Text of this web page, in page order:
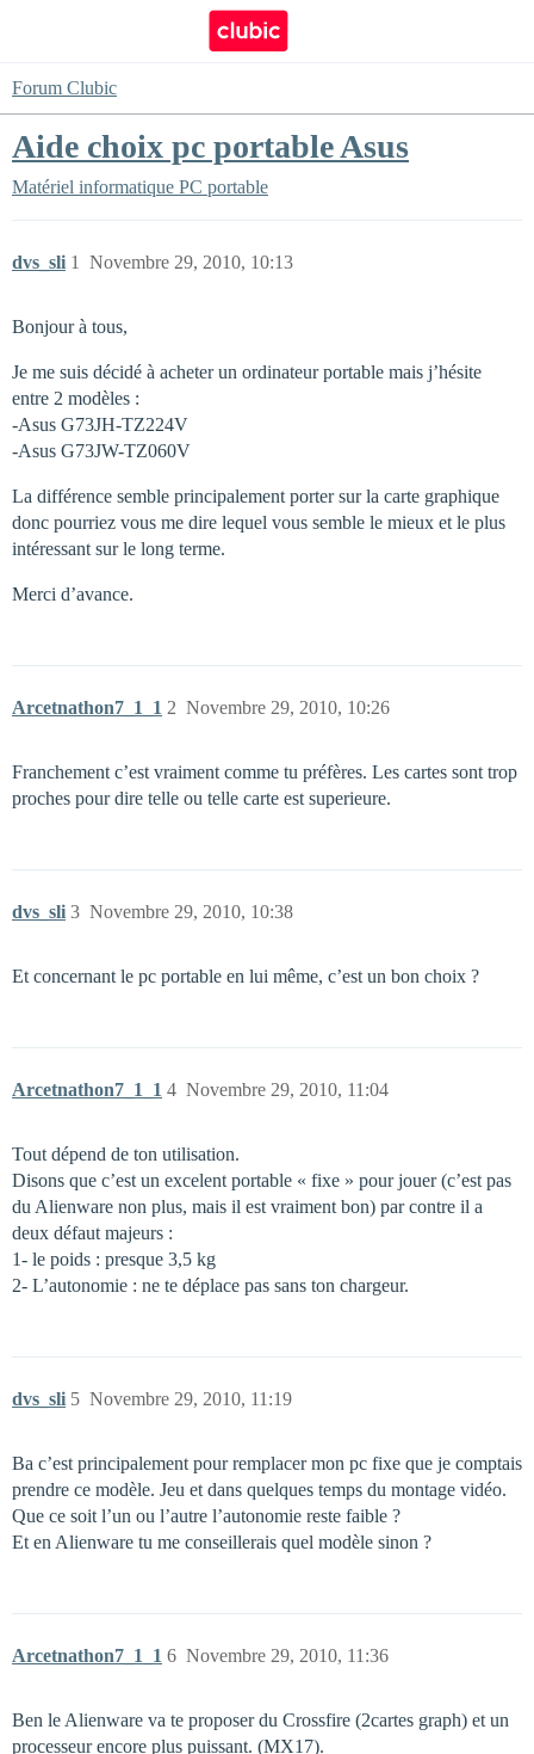
Forum Clubic
Aide choix pc portable Asus
Matériel informatique PC portable
dvs_sli Novembre 29, 2010, 10:13
1
Bonjour à tous,
Je me suis décidé à acheter un ordinateur portable mais j’hésite
entre 2 modèles :
-Asus G73JH-TZ224V
-Asus G73JW-TZ060V
La différence semble principalement porter sur la carte graphique
donc pourriez vous me dire lequel vous semble le mieux et le plus
intéressant sur le long terme.
Merci d’avance.
Arcetnathon7_1_1 Novembre 29, 2010, 10:26
2
Franchement c’est vraiment comme tu préfères. Les cartes sont trop
proches pour dire telle ou telle carte est superieure.
dvs_sli Novembre 29, 2010, 10:38
3
Et concernant le pc portable en lui même, c’est un bon choix ?
Arcetnathon7_1_1 Novembre 29, 2010, 11:04
4
Tout dépend de ton utilisation.
Disons que c’est un excelent portable « fixe » pour jouer (c’est pas
du Alienware non plus, mais il est vraiment bon) par contre il a
deux défaut majeurs :
1- le poids : presque 3,5 kg
2- L’autonomie : ne te déplace pas sans ton chargeur.
dvs_sli Novembre 29, 2010, 11:19
5
Ba c’est principalement pour remplacer mon pc fixe que je comptais
prendre ce modèle. Jeu et dans quelques temps du montage vidéo.
Que ce soit l’un ou l’autre l’autonomie reste faible ?
Et en Alienware tu me conseillerais quel modèle sinon ?
Arcetnathon7_1_1 Novembre 29, 2010, 11:36
6
Ben le Alienware va te proposer du Crossfire (2cartes graph) et un
processeur encore plus puissant. (MX17).